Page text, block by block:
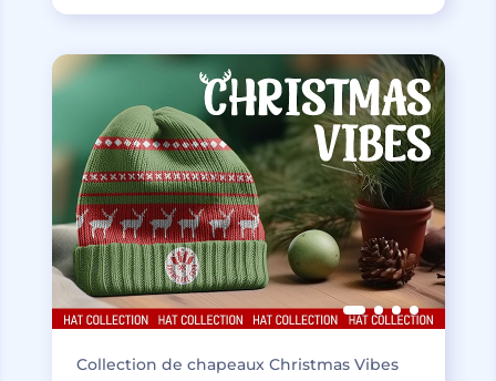
Collection de chapeaux Christmas Vibes